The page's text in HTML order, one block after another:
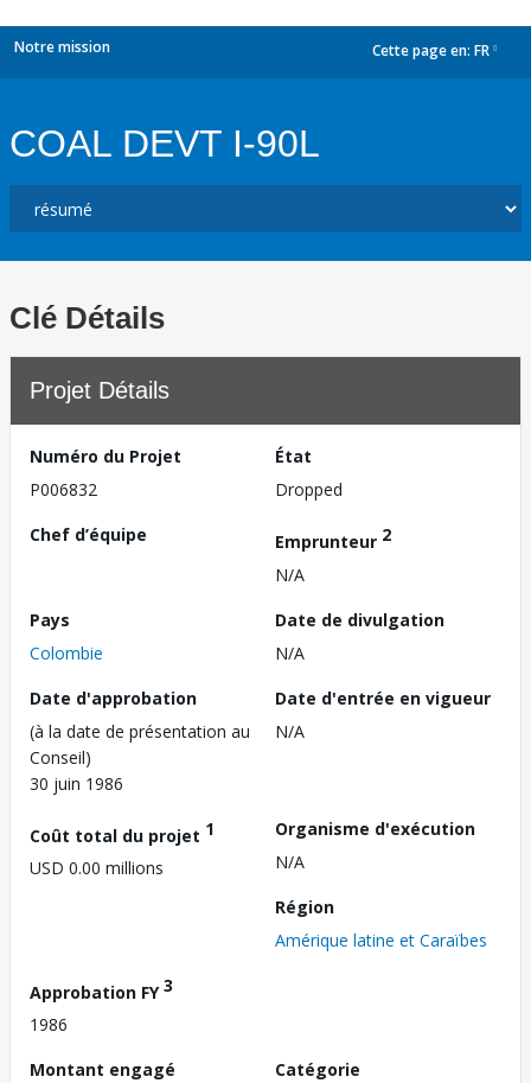
Notre mission Cette page en: FR
COAL DEVT I-90L
Clé Détails
Projet Détails
Numéro du Projet
P006832
État
Dropped
Chef d’équipe
Emprunteur 2
N/A
Pays
Colombie
Date de divulgation
N/A
Date d'approbation
(à la date de présentation au
Conseil)
30 juin 1986
Date d'entrée en vigueur
N/A
Coût total du projet 1
USD 0.00 millions
Organisme d'exécution
N/A
Région
Amérique latine et Caraïbes
Approbation FY3
1986
Montant engagé
Catégorie